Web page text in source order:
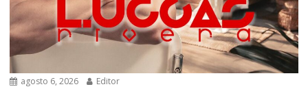
agosto 6, 2026 Editor